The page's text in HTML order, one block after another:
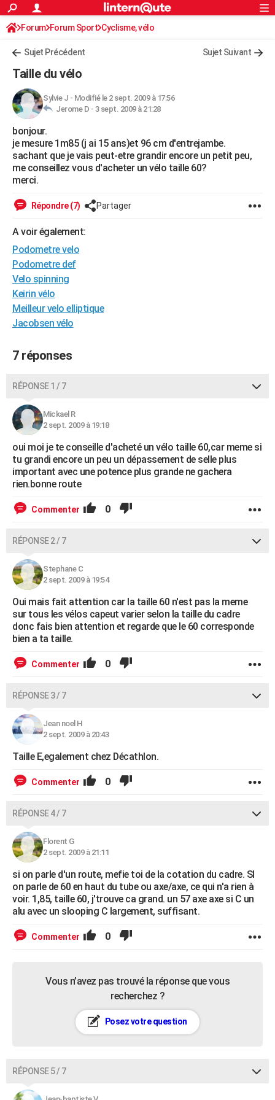
ACTUALITÉS
Politique
Société
Faits Divers
Education
Monde
Villes
+
FINANCE
Retraite
Impôts
Epargne
Immobilier
Risques naturels par ville
Banque
Assurance
Crédit
AUTO
Essais
Réserver un essai
Citadines
Berlines
SUV
Forum auto
+HIGH-TECH
Mobiles
Meilleur smartphone
Internet
Ordinateurs
Jeux vidéo
Guide high-tech
+BRICOLAGE
Forum
Aménagement intérieur
Extérieur
Cuisine
Salle de bains
Jardinage
Rangement
Guides de France
Escapades
Patrimoine
Expositions
Musées
Week-end nature
Art de vivre
Bien-être
Loisirs
Mode
Modes de vie
Alimentation
Guide de la santé
Maladies
Médicaments
Sommeil
VOYAGE
Destinations
City break
Voyage nature
Voyage de noces
PHOTO
GUIDES D'ACHAT
CARTE DE VOEUX
Carte de Noël
Carte Bonne année
Carte Saint-Valentin
Carte Pâques
Carte d'anniversaire
DICTIONNAIRE
Dictionnaire
Biographies
Citations
Expressions
Proverbes
PROGRAMME TV
S'inscrire
Se connecter
Lycées
Collèges
Primaires
Universités
Entreprises
Service militaire
Avis de recherche
AVIS DE DÉCÈS
FORUM
Bricolage
Lifestyle
Culture
Sport
Auto
Television
Voyage
Cinema
S'inscrire
Connexion
Forum Forum Sport Cyclisme, vélo
Sujet Précédent Sujet Suivant
Taille du vélo
Sylvie J - Modifié le 2 sept. 2009 à 17:56
Jerome D - 3 sept. 2009 à 21:28
bonjour.
je mesure 1m85 (j ai 15 ans)et 96 cm d'entrejambe.
sachant que je vais peut-etre grandir encore un petit peu,
me conseillez vous d'acheter un vélo taille 60?
merci.
Répondre (7) Partager
A voir également:
Podometre velo
Podometre def
Velo spinning
Keirin vélo
Meilleur velo elliptique
Jacobsen vélo
7 réponses
RÉPONSE 1 / 7
Mickael R
2 sept. 2009 à 19:18
oui moi je te conseille d'acheté un vélo taille 60,car meme si
tu grandi encore un peu un dépassement de selle plus
important avec une potence plus grande ne gachera
rien.bonne route
Commenter 0
RÉPONSE 2 / 7
Stephane C
2 sept. 2009 à 19:54
Oui mais fait attention car la taille 60 n'est pas la meme
sur tous les vélos capeut varier selon la taille du cadre
donc fais bien attention et regarde que le 60 corresponde
bien a ta taille.
Commenter 0
RÉPONSE 3 / 7
Jean noel H
2 sept. 2009 à 20:43
Taille E,egalement chez Décathlon.
Commenter 0
RÉPONSE 4 / 7
Florent G
2 sept. 2009 à 21:11
si on parle d'un route, mefie toi de la cotation du cadre. SI
on parle de 60 en haut du tube ou axe/axe, ce qui n'a rien à
voir. 1,85, taille 60, j'trouve ca grand. un 57 axe axe si C un
alu avec un slooping C largement, suffisant.
Commenter 0
Vous n’avez pas trouvé la réponse que vous
recherchez ?
Posez votre question
RÉPONSE 5 / 7